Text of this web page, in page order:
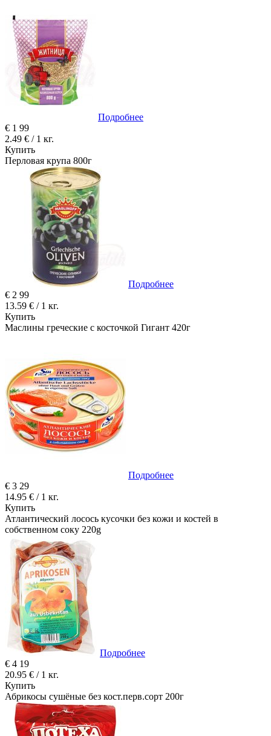
Подробнее
€ 1 99
2.49 € / 1 кг.
Купить
Перловая крупа 800г
Подробнее
€ 2 99
13.59 € / 1 кг.
Купить
Маслины греческие с косточкой Гигант 420г
Подробнее
€ 3 29
14.95 € / 1 кг.
Купить
Атлантический лосось кусочки без кожи и костей в
собственном соку 220g
Подробнее
€ 4 19
20.95 € / 1 кг.
Купить
Абрикосы сушёные без кост.перв.сорт 200г